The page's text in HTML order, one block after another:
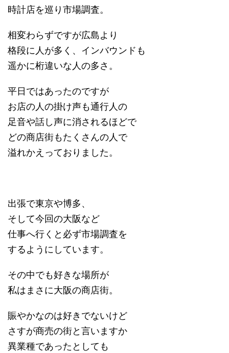
時計店を巡り市場調査。
相変わらずですが広島より
格段に人が多く、インバウンドも
遥かに桁違いな人の多さ。
平日ではあったのですが
お店の人の掛け声も通行人の
足音や話し声に消されるほどで
どの商店街もたくさんの人で
溢れかえっておりました。
出張で東京や博多、
そして今回の大阪など
仕事へ行くと必ず市場調査を
するようにしています。
その中でも好きな場所が
私はまさに大阪の商店街。
賑やかなのは好きでないけど
さすが商売の街と言いますか
異業種であったとしても